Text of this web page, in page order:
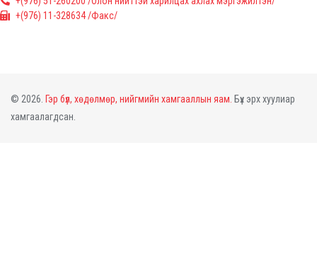
+(976) 11-328634 /Факс/
© 2026. Гэр бүл, хөдөлмөр, нийгмийн хамгааллын яам. Бүх эрх хуулиар
хамгаалагдсан.